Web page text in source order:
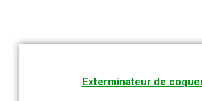
Exterminateur de